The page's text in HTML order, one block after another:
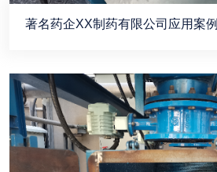
著名药企XX制药有限公司应用案例